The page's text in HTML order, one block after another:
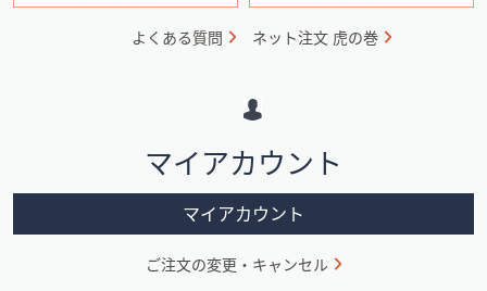
ン
よくある質問 ネット注文 虎の巻
マイアカウント
マイアカウント
ご注文の変更・キャンセル